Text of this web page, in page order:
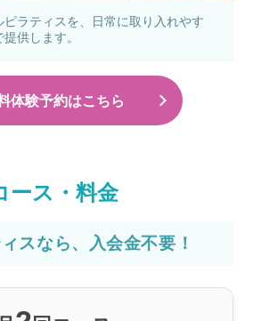
ラティスを、日常に取り入れやす
供します。
体験予約はこちら
ース・料金
スなら、入会金不要！